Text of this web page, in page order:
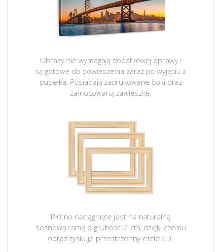
Obrazy nie wymagają dodatkowej oprawy i
są gotowe do powieszenia zaraz po wyjęciu z
pudełka. Posiadają zadrukowane boki oraz
zamocowaną zawieszkę.
Płótno naciągnięte jest na naturalną
sosnową ramę o grubości 2 cm, dzięki czemu
obraz zyskuje przestrzenny efekt 3D.